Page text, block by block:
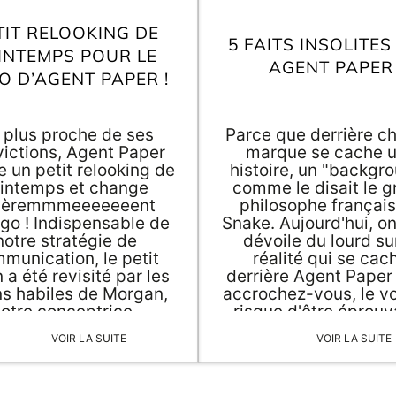
RELOOKING DE
POUR LE
D’AGENT PAPER !
plus proche de ses
Agent Paper
un petit relooking de
et change
! Indispensable de
stratégie de
le petit
a été revisité par les
habiles de Morgan,
conceptrice-
et sous les
conseils de Cristina
styliste qu'on a
VOIR LA SUITE
5 FAITS INSOLITES
AGENT PAPER
Parce que derrière
marque se cache
histoire, un
comme le disait le
philosophe
Snake. Aujourd'hui,
dévoile du lourd
réalité qui se
derrière Agent
accrochez-vous, le
risque d'être
(On exagère à
(quoique)...
VOIR LA SUITE